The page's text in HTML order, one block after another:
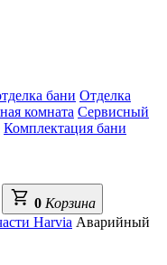
бани Отделка
комната Сервисный
Комплектация бани
0 Корзина
Harvia Аварийный